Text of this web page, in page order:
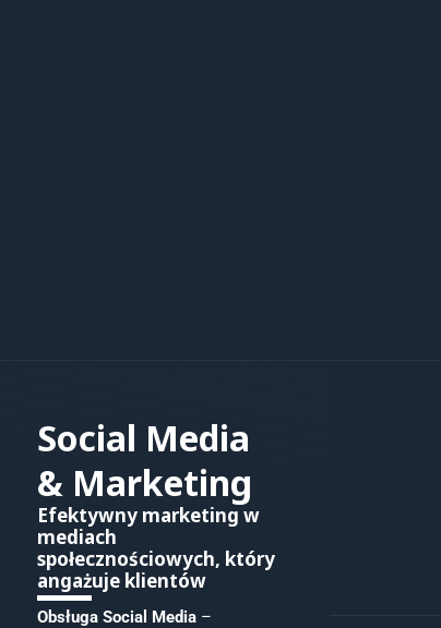
Social Media
& Marketing
Efektywny marketing w
mediach
społecznościowych, który
angażuje klientów
Obsługa Social Media–